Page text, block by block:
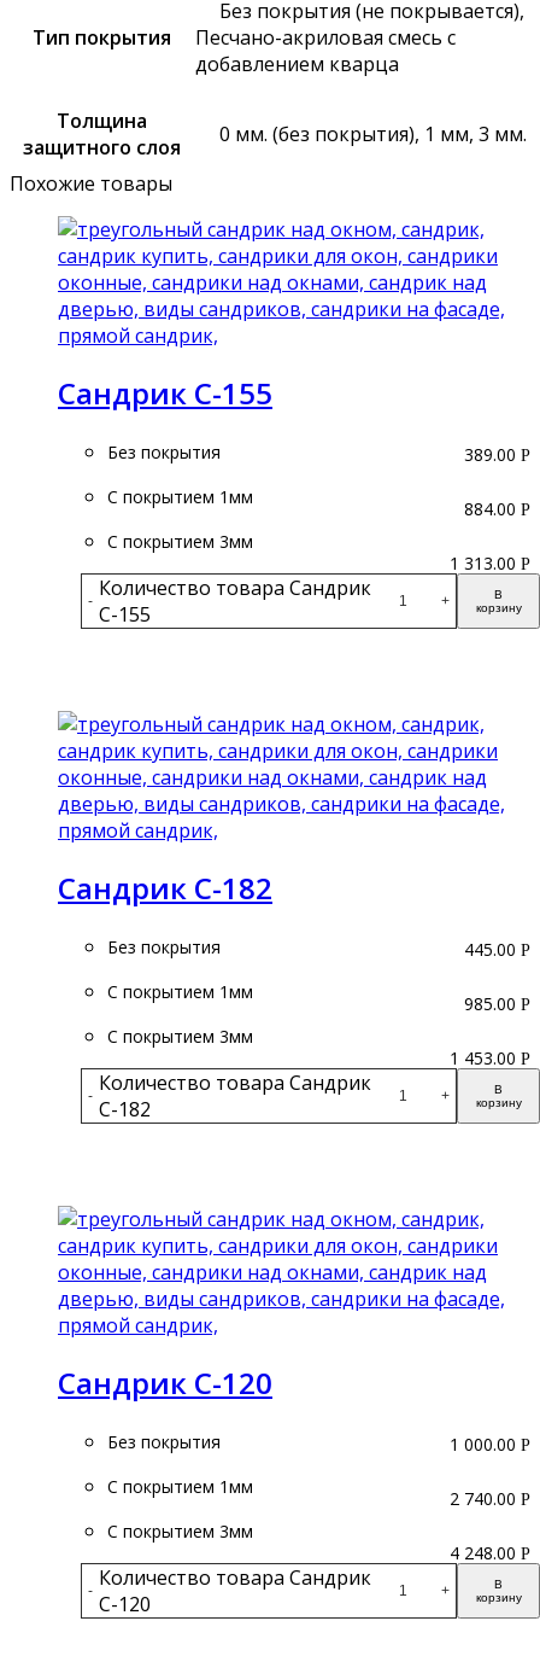
Тип покрытия
Без покрытия (не покрывается),
Песчано-акриловая смесь с
добавлением кварца
Толщина
защитного слоя
0 мм. (без покрытия), 1 мм, 3 мм.
Похожие товары
Сандрик С-155
Без покрытия
С покрытием 1мм
С покрытием 3мм
- Количество товара Сандрик
С-155
+
В
корзину
389.00 Р
884.00 Р
1 313.00 Р
Сандрик С-182
Без покрытия
С покрытием 1мм
С покрытием 3мм
- Количество товара Сандрик
С-182
+
В
корзину
445.00 Р
985.00 Р
1 453.00 Р
Сандрик С-120
Без покрытия
С покрытием 1мм
С покрытием 3мм
- Количество товара Сандрик
С-120
+
В
корзину
1 000.00 Р
2 740.00 Р
4 248.00 Р